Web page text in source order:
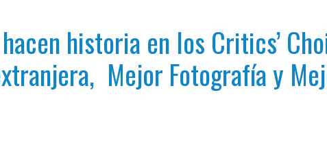
historia en los Critics’
Mejor Fotografía y